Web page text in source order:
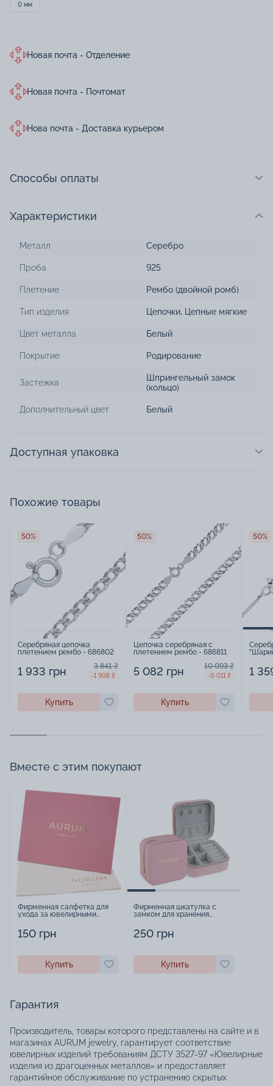
0 мм
Новая почта - Отделение
Новая почта - Почтомат
Нова почта - Доставка курьером
Способы оплаты
Характеристики
Металл Серебро
Проба 925
Плетение Рембо (двойной ромб)
Тип изделия Цепочки, Цепные мягкие
Цвет металла Белый
Покрытие Родирование
Застежка
Шпрингельный замок
(кольцо)
Дополнительный цвет Белый
Доступная упаковка
Похожие товары
50%
Серебряная цепочка
плетением рембо - 686802
1 933 грн 3 841 ₴
-1 908 ₴
Купить
50%
Цепочка серебряная с
плетением рембо - 686811
5 082 грн 10 093 ₴
-5 011 ₴
Купить
50%
1
Вместе с этим покупают
Фирменная салфетка для
ухода за ювелирными
150 грн
Купить
Фирменная шкатулка с
замком для хранения
250 грн
Купить
Гарантия
Производитель, товары которого представлены на сайте и в
магазинах AURUM jewelry, гарантирует соответствие
ювелирных изделий требованиям ДСТУ 3527-97 «Ювелирные
изделия из драгоценных металлов» и предоставляет
гарантийное обслуживание по устранению скрытых